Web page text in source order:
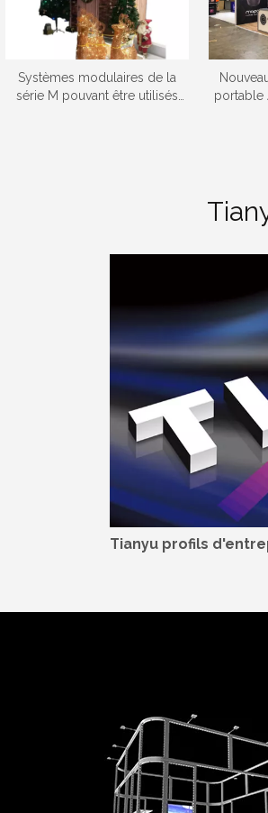
Systèmes modulaires de la
série M pouvant être utilisés
portable
Tianyu profils